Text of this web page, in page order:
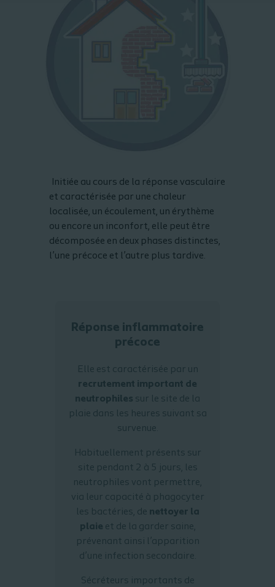
Initiée au cours de la réponse vasculaire
et caractérisée par une chaleur
localisée, un écoulement, un érythème
ou encore un inconfort, elle peut être
décomposée en deux phases distinctes,
l’une précoce et l’autre plus tardive.
Réponse inflammatoire
précoce
Elle est caractérisée par un
recrutement important de
neutrophiles sur le site de la
plaie dans les heures suivant sa
survenue.
Habituellement présents sur
site pendant 2 à 5 jours, les
neutrophiles vont permettre,
via leur capacité à phagocyter
les bactéries, de nettoyer la
plaie et de la garder saine,
prévenant ainsi l’apparition
d’une infection secondaire.
Sécréteurs importants de